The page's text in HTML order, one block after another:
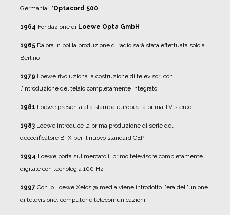
Germania, l'Optacord 500
1964 Fondazione di Loewe Opta GmbH
1965 Da ora in poi la produzione di radio sarà stata effettuata solo a
Berlino
1979 Loewe rivoluziona la costruzione di televisori con
l'introduzione del telaio completamente integrato.
1981 Loewe presenta alla stampa europea la prima TV stereo
1983 Loewe introduce la prima produzione di serie del
decodificatore BTX per il nuovo standard CEPT.
1994 Loewe porta sul mercato il primo televisore completamente
digitale con tecnologia 100 Hz
1997 Con lo Loewe Xelos @ media viene introdotto l'era dell'unione
di televisione, computer e telecomunicazioni.